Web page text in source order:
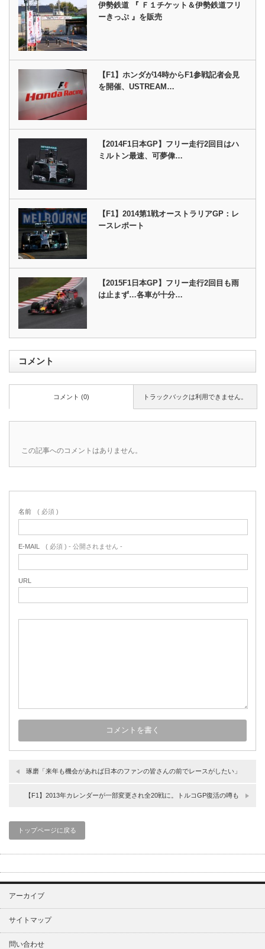
伊勢鉄道 『 Ｆ１チケット＆伊勢鉄道フリ
ーきっぷ 』を販売
【F1】ホンダが14時からF1参戦記者会見
を開催、USTREAM…
【2014F1日本GP】フリー走行2回目はハ
ミルトン最速、可夢偉…
【F1】2014第1戦オーストラリアGP：レ
ースレポート
【2015F1日本GP】フリー走行2回目も雨
は止まず…各車が十分…
コメント
トラックバックは利用できません。
コメント (0)
この記事へのコメントはありません。
名前 ( 必須 )
E-MAIL ( 必須 ) - 公開されません -
URL
琢磨「来年も機会があれば日本のファンの皆さんの前でレースがしたい」
【F1】2013年カレンダーが一部変更され全20戦に。トルコGP復活の噂も
トップページに戻る
アーカイブ
サイトマップ
問い合わせ